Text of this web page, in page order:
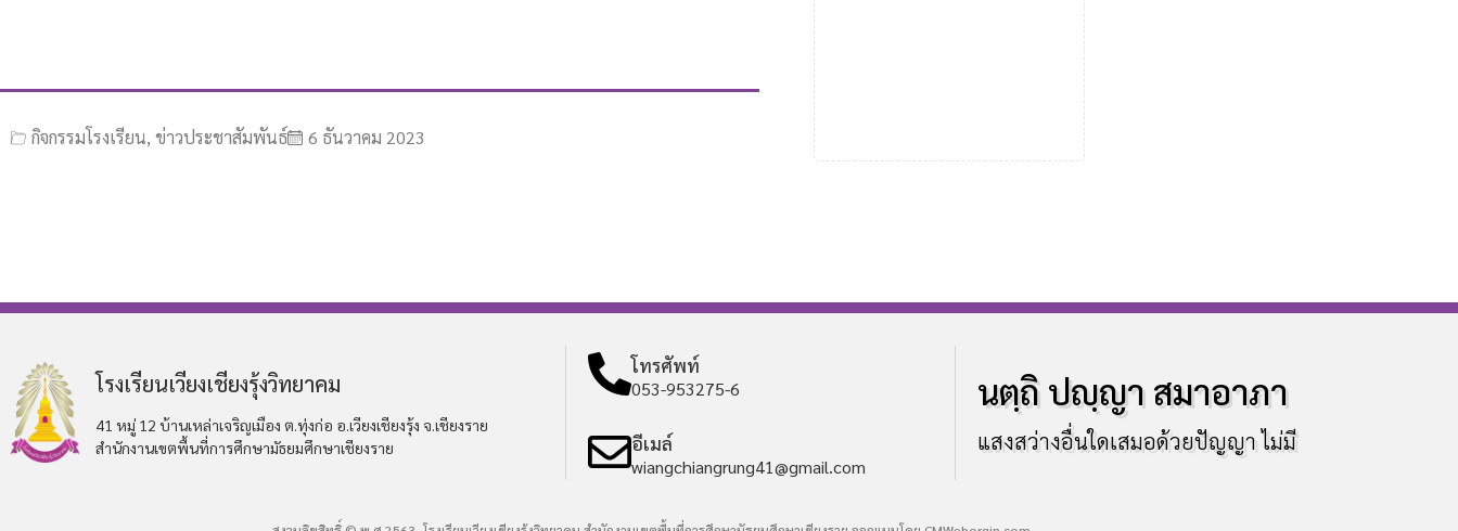
กิจกรรมโรงเรียน, ข่าวประชาสัมพันธ์ 6 ธันวาคม 2023
โรงเรียนเวียงเชียงรุ้งวิทยาคม
41 หมู่ 12 บ้านเหล่าเจริญเมือง ต.ทุ่งก่อ อ.เวียงเชียงรุ้ง จ.เชียงราย
สำนักงานเขตพื้นที่การศึกษามัธยมศึกษาเชียงราย
โทรศัพท์
053-953275-6
อีเมล์
wiangchiangrung41@gmail.com
นตฺถิ ปญฺญา สมาอาภา
แสงสว่างอื่นใดเสมอด้วยปัญญา ไม่มี